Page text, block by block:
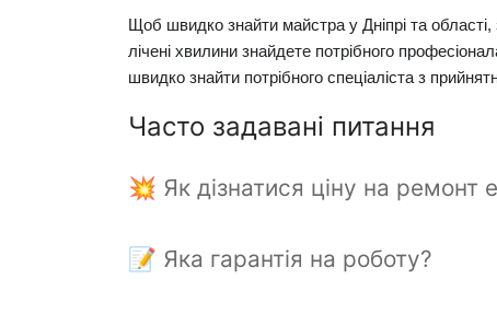
Щоб швидко знайти майстра у Дніпрі та області,
лічені хвилини знайдете потрібного
швидко знайти потрібного спеціаліста з
Часто задавані питання
💥 Як дізнатися ціну на ремонт
📝 Яка гарантія на роботу?